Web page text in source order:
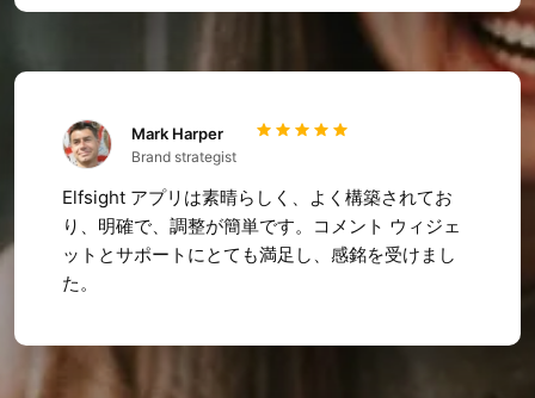
Mark Harper
Brand strategist
Elfsight アプリは素晴らしく、よく構築されてお
り、明確で、調整が簡単です。コメント ウィジェ
ットとサポートにとても満足し、感銘を受けまし
た。